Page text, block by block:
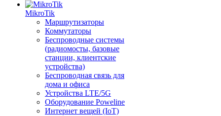
MikroTik
Маршрутизаторы
Коммутаторы
Беспроводные системы
(радиомосты, базовые
станции, клиентские
устройства)
Беспроводная связь для
дома и офиса
Устройства LTE/5G
Оборудование Poweline
Интернет вещей (IoT)